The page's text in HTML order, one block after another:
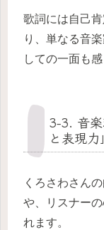
歌詞には自己
り、単なる音
しての一面も感
3-3. 音
と表現力」
くろさわさんの
や、リスナー
れます。